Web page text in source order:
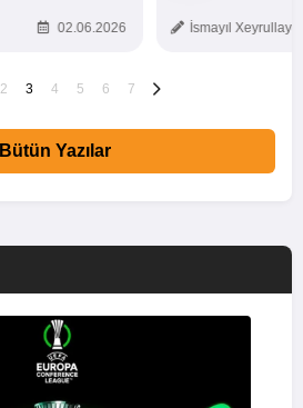
02.06.2026 İsmayıl
2 3 4 5 6 7
Bütün Yazılar